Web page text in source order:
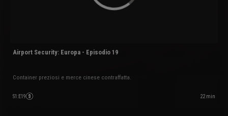
Airport Security: Europa - Episodio 19
Container preziosi e merce cinese contraffatta.
S1 :E19 22 min